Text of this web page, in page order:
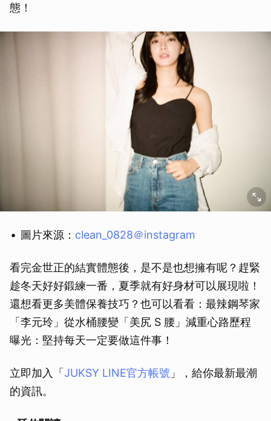
態！
圖片來源： clean_0828＠instagram
看完金世正的結實體態後，是不是也想擁有呢？趕緊
趁冬天好好鍛練一番，夏季就有好身材可以展現啦！
還想看更多美體保養技巧？也可以看看：最辣鋼琴家
「李元玲」從水桶腰變「美尻 S 腰」減重心路歷程
曝光：堅持每天一定要做這件事！
立即加入「JUKSY LINE官方帳號 」，給你最新最潮
的資訊。